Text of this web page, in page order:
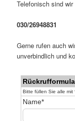
Telefonisch sind
030/26948831
Gerne rufen auch
unverbindlich und